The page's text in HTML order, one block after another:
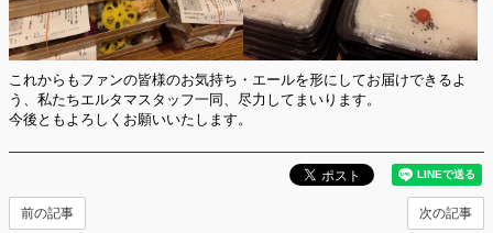
これからもファンの皆様のお気持ち・エールを形にしてお届けできるよ
う、私たちエルタマスタッフ一同、尽力してまいります。
今後ともよろしくお願いいたします。
次の記事
前の記事